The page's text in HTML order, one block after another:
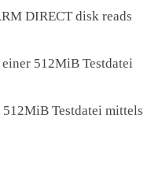
DIRECT disk reads
512MiB Testdatei
Testdatei mittels